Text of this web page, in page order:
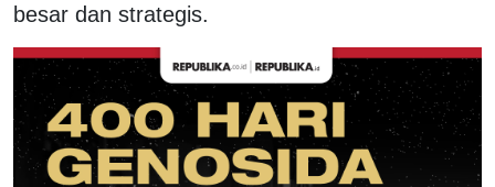
besar dan strategis.